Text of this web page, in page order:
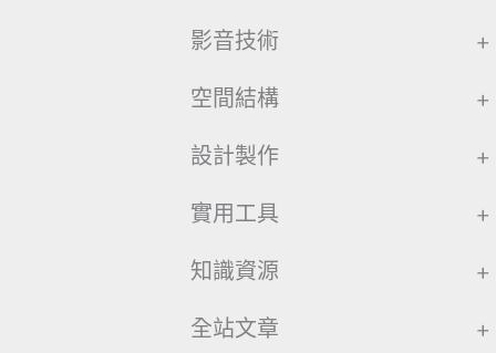
影音技術 +
空間結構 +
設計製作 +
實用工具 +
知識資源 +
全站文章 +